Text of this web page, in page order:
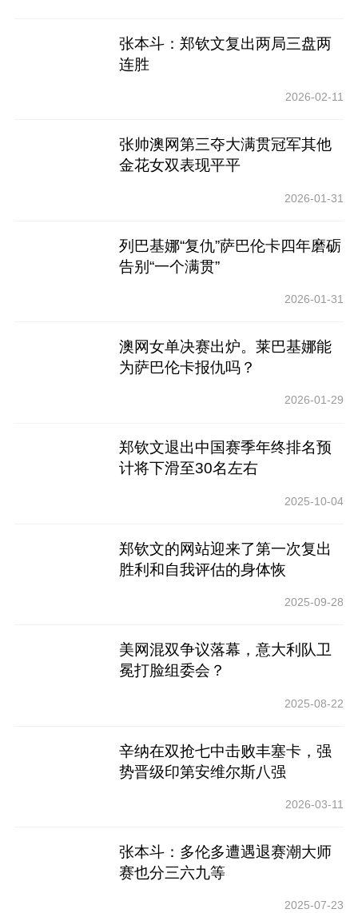
张本斗：郑钦文复出两局三盘两
连胜
2026-02-11
张帅澳网第三夺大满贯冠军其他
金花女双表现平平
2026-01-31
列巴基娜“复仇”萨巴伦卡四年磨砺
告别“一个满贯”
2026-01-31
澳网女单决赛出炉。莱巴基娜能
为萨巴伦卡报仇吗？
2026-01-29
郑钦文退出中国赛季年终排名预
计将下滑至30名左右
2025-10-04
郑钦文的网站迎来了第一次复出
胜利和自我评估的身体恢
2025-09-28
美网混双争议落幕，意大利队卫
冕打脸组委会？
2025-08-22
辛纳在双抢七中击败丰塞卡，强
势晋级印第安维尔斯八强
2026-03-11
张本斗：多伦多遭遇退赛潮大师
赛也分三六九等
2025-07-23